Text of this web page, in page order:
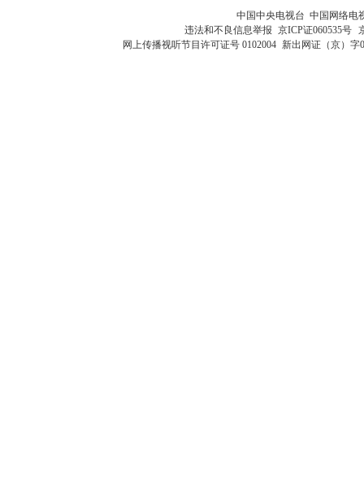
中国中央电视台 中国网络电
违法和不良信息举报 京ICP证060535号
网上传播视听节目许可证号 0102004 新出网证（京）